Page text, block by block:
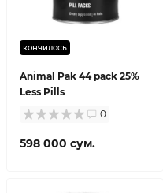
кончилось
Animal Pak 44 pack 25%
Less Pills
0
598 000 сум.